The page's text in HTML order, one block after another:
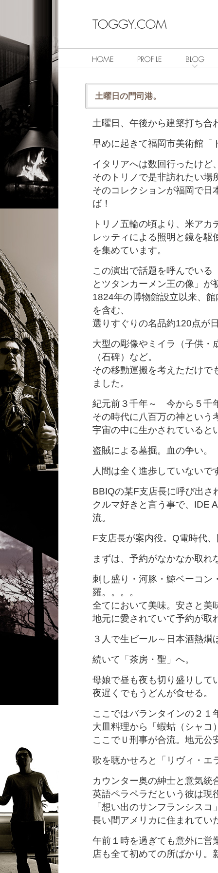
土曜日の門司港。
土曜日、午後から建築打ち合
早めに起きて福岡市美術館「
イタリアへは数回行ったけど
そのトリノで是非訪れたい場
そのコレクションが福岡で日
ば！
トリノ五輪の頃より、米ア
レッティによる照明と鏡を駆
を集めています。
この演出で話題を呼んでいる
とツタンカーメン王の像」が
1824年の博物館設立以来、
を含む、
選りすぐりの名品約120点が
大型の彫像やミイラ（子供・
（石碑）など。
その移動運搬を考えただけで
ました。
紀元前３千年～ 今から５千
その時代に八百万の神という
宇宙の中に生かされていると
盗賊による墓掘。血の争い。
人間は全く進歩していないで
BBIQの某F支店長に呼び出さ
クルマ好きと言う事で、IDE
流。
F支店長が案内役。Q電時代
まずは、予約がなかなか取
刺し盛り・河豚・鯨ベーコン
羅。。。。
全てにおいて美味。安さと美
地元に愛されていて予約が取
３人で生ビール～日本酒熱
続いて「茶房・聖」へ。
母娘で昼も夜も切り盛りして
夜遅くでもうどんが食せる。
ここではバランタインの２１
大皿料理から「蝦蛄（シャコ
ここでＵ刑事が合流。地元公
歌を聴かせろと「リヴィ・エ
カウンター奥の紳士と意気統
英語ペラペラだという彼は現
「想い出のサンフランシス
長い間アメリカに住まれてい
午前１時を過ぎても意外に営
店も全て初めての所ばかり。